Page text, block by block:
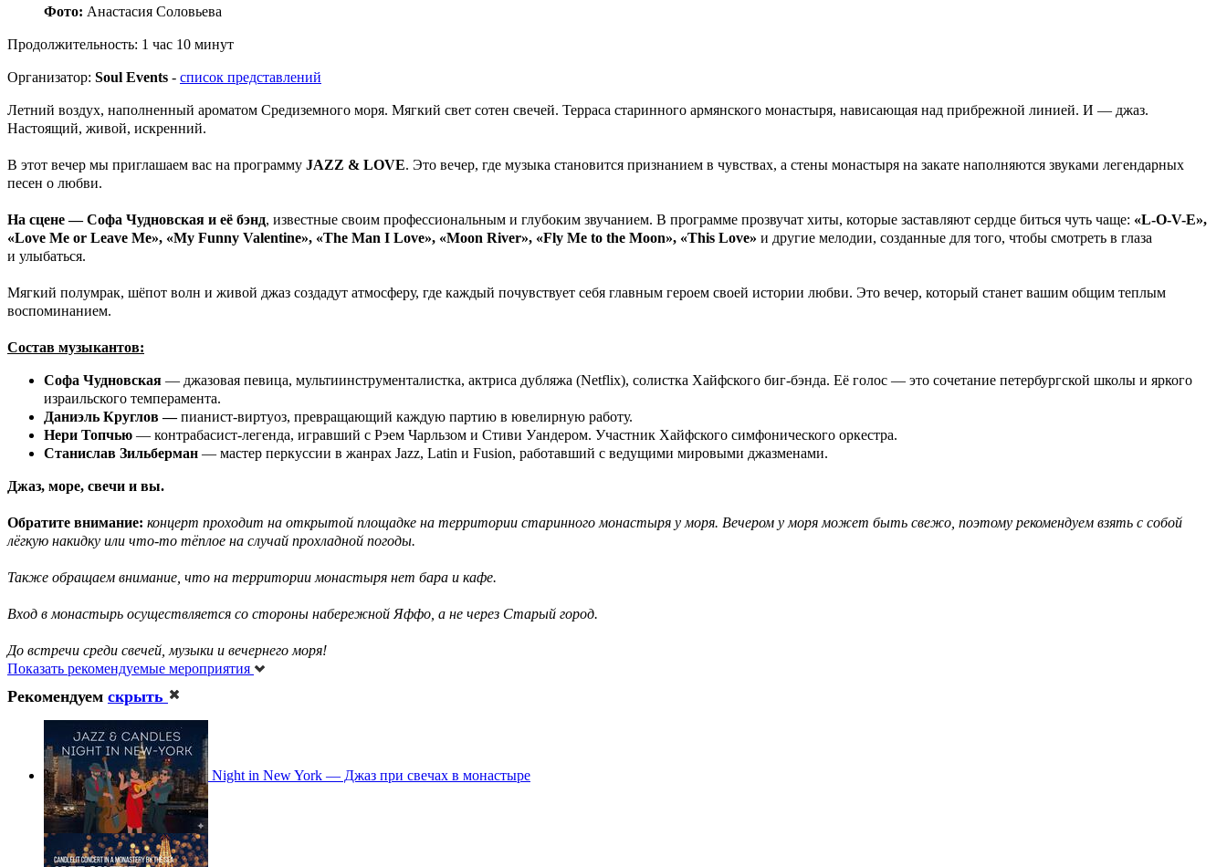
Фото: Анастасия Соловьева
Продолжительность: 1 час 10 минут
Организатор: Soul Events - список представлений
Летний воздух, наполненный ароматом Средиземного моря. Мягкий свет сотен свечей. Терраса старинного армянского монастыря, нависающая над прибрежной линией. И — джаз.
Настоящий, живой, искренний.
В этот вечер мы приглашаем вас на программу JAZZ & LOVE. Это вечер, где музыка становится признанием в чувствах, а стены монастыря на закате наполняются звуками легендарных
песен о любви.
На сцене — Софа Чудновская и её бэнд, известные своим профессиональным и глубоким звучанием. В программе прозвучат хиты, которые заставляют сердце биться чуть чаще: «L-O-V-E»,
«Love Me or Leave Me», «My Funny Valentine», «The Man I Love», «Moon River», «Fly Me to the Moon», «This Love» и другие мелодии, созданные для того, чтобы смотреть в глаза
и улыбаться.
Мягкий полумрак, шёпот волн и живой джаз создадут атмосферу, где каждый почувствует себя главным героем своей истории любви. Это вечер, который станет вашим общим теплым
воспоминанием.
Состав музыкантов:
Софа Чудновская — джазовая певица, мультиинструменталистка, актриса дубляжа (Netflix), солистка Хайфского биг-бэнда. Её голос — это сочетание петербургской школы и яркого
израильского темперамента.
Даниэль Круглов —пианист-виртуоз, превращающий каждую партию в ювелирную работу.
Нери Топчью — контрабасист-легенда, игравший с Рэем Чарльзом и Стиви Уандером. Участник Хайфского симфонического оркестра.
Станислав Зильберман — мастер перкуссии в жанрах Jazz, Latin и Fusion, работавший с ведущими мировыми джазменами.
Джаз, море, свечи и вы.
Обратите внимание: концерт проходит на открытой площадке на территории старинного монастыря у моря. Вечером у моря может быть свежо, поэтому рекомендуем взять с собой
лёгкую накидку или что-то тёплое на случай прохладной погоды.
Также обращаем внимание, что на территории монастыря нет бара и кафе.
Вход в монастырь осуществляется со стороны набережной Яффо, а не через Старый город.
До встречи среди свечей, музыки и вечернего моря!
Показать рекомендуемые мероприятия
Рекомендуем скрыть
Night in New York — Джаз при свечах в монастыре